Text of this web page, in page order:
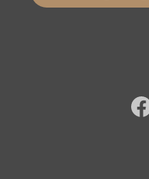
Facebook